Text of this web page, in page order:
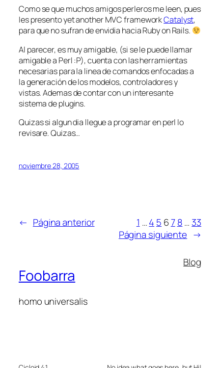
Como se que muchos amigos perleros me leen, pues
les presentoyet another MVC frameworkCatalyst,
para que no sufran de envidia hacia Ruby on Rails.
Al parecer, es muy amigable, (si se le puede llamar
amigable a Perl :P), cuenta con las herramientas
necesarias para la linea de comandos enfocadas a
la generación de los modelos, controladores y
vistas. Ademas de contar con un interesante
sistema de plugins.
Quizas si algun dia llegue a programar en perl lo
revisare. Quizas…
noviembre 28, 2005
← Página anterior 1 …4 5 67 8… 33
Página siguiente →
Foobarra
homo universalis
Blog